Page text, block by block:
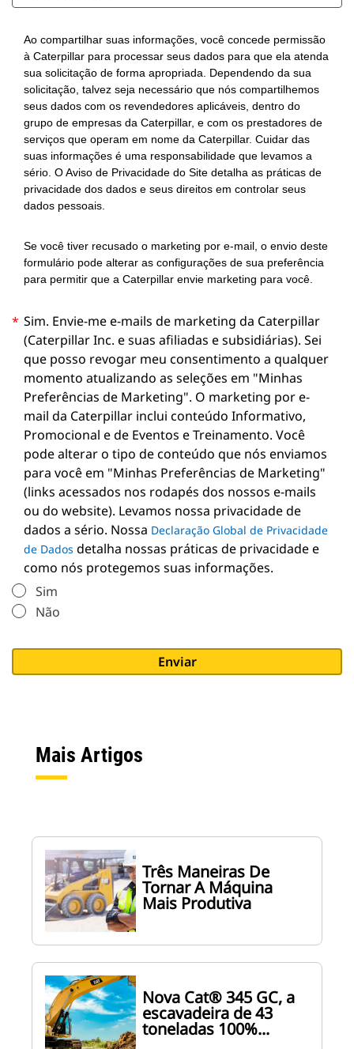
Ao compartilhar suas informações, você concede permissão
à Caterpillar para processar seus dados para que ela atenda
sua solicitação de forma apropriada. Dependendo da sua
solicitação, talvez seja necessário que nós compartilhemos
seus dados com os revendedores aplicáveis, dentro do
grupo de empresas da Caterpillar, e com os prestadores de
serviços que operam em nome da Caterpillar. Cuidar das
suas informações é uma responsabilidade que levamos a
sério. O Aviso de Privacidade do Site detalha as práticas de
privacidade dos dados e seus direitos em controlar seus
dados pessoais.
Se você tiver recusado o marketing por e-mail, o envio deste
formulário pode alterar as configurações de sua preferência
para permitir que a Caterpillar envie marketing para você.
Sim. Envie-me e-mails de marketing da Caterpillar
(Caterpillar Inc. e suas afiliadas e subsidiárias). Sei
que posso revogar meu consentimento a qualquer
momento atualizando as seleções em "Minhas
Preferências de Marketing". O marketing por e-
mail da Caterpillar inclui conteúdo Informativo,
Promocional e de Eventos e Treinamento. Você
pode alterar o tipo de conteúdo que nós enviamos
para você em "Minhas Preferências de Marketing"
(links acessados nos rodapés dos nossos e-mails
ou do website). Levamos nossa privacidade de
dados a sério. Nossa Declaração Global de Privacidade
de Dados detalha nossas práticas de privacidade e
como nós protegemos suas informações.
*
Sim
Não
Mais Artigos
Três Maneiras De
Tornar A Máquina
Mais Produtiva
Nova Cat® 345 GC, a
escavadeira de 43
toneladas 100%...